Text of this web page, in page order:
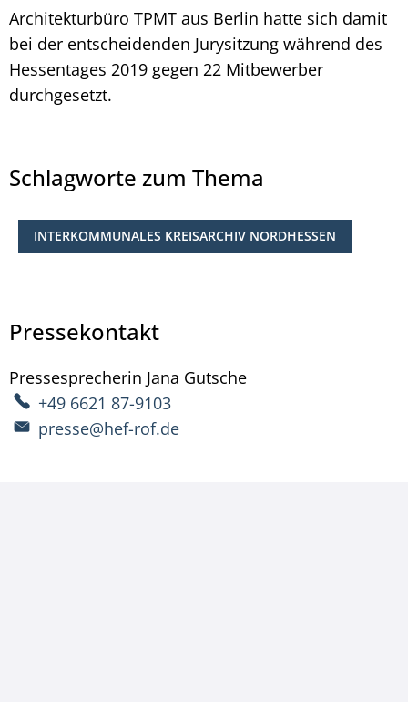
Architekturbüro TPMT aus Berlin hatte sich damit
bei der entscheidenden Jurysitzung während des
Hessentages 2019 gegen 22 Mitbewerber
durchgesetzt.
Schlagworte zum Thema
INTERKOMMUNALES KREISARCHIV NORDHESSEN
Pressekontakt
Pressesprecherin Jana Gutsche
+49 6621 87-9103
presse@hef-rof.de